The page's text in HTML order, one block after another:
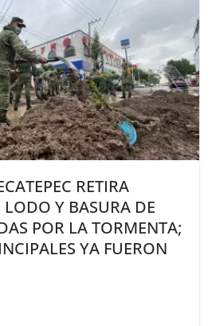
RETIRA
Y BASURA DE
POR LA TORMENTA;
YA FUERON